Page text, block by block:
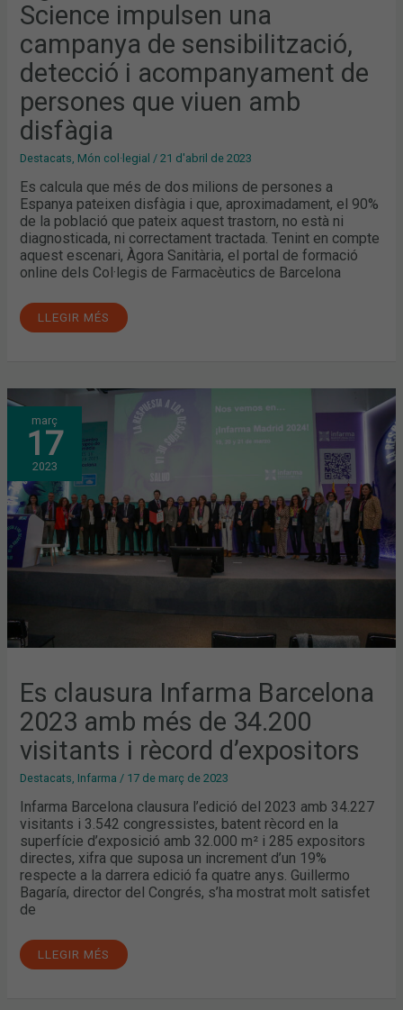
Science impulsen una
campanya de sensibilització,
detecció i acompanyament de
persones que viuen amb
disfàgia
Destacats, Món col·legial /21 d'abril de 2023
Es calcula que més de dos milions de persones a
Espanya pateixen disfàgia i que, aproximadament, el 90%
de la població que pateix aquest trastorn, no està ni
diagnosticada, ni correctament tractada. Tenint en compte
aquest escenari, Àgora Sanitària, el portal de formació
online dels Col·legis de Farmacèutics de Barcelona
LLEGIR MÉS
març
17
2023
Es clausura Infarma Barcelona
2023 amb més de 34.200
visitants i rècord d’expositors
Destacats Infarma / 17 de març de 2023
Infarma Barcelona clausura l’edició del 2023 amb 34.227
visitants i 3.542 congressistes, batent rècord en la
superfície d’exposició amb 32.000 m² i 285 expositors
directes, xifra que suposa un increment d’un 19%
respecte a la darrera edició fa quatre anys. Guillermo
Bagaría, director del Congrés, s’ha mostrat molt satisfet
de
ES
CLAUSURA
INFARMA
BARCELONA
2023
AMB
MÉS
DE
34.200
VISITANTS
RÈCORD
D’EXPOSITORS
LLEGIR MÉS